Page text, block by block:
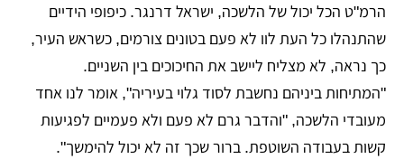
הרמ"ט הכל יכול של הלשכה, ישראל דרנגר. כיפופי הידיים
שהתנהלו כל העת לוו לא פעם בטונים צורמים, כשראש העיר,
כך נראה, לא מצליח ליישב את החיכוכים בין השניים.
"המתיחות ביניהם נחשבת לסוד גלוי בעיריה", אומר לנו אחד
מעובדי הלשכה, "והדבר גרם לא פעם ולא פעמיים לפגיעות
קשות בעבודה השוטפת. ברור שכך זה לא יכול להימשך".